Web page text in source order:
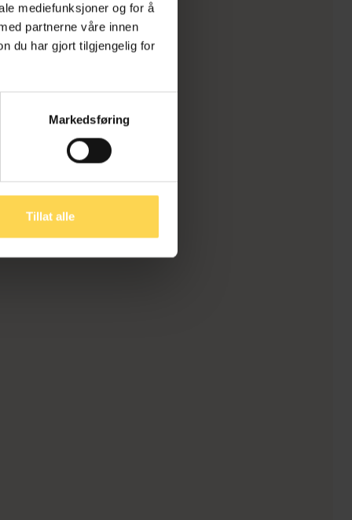
mediefunksjoner og for å
partnerne våre innen
du har gjort tilgjengelig for
Markedsføring
Tillat alle